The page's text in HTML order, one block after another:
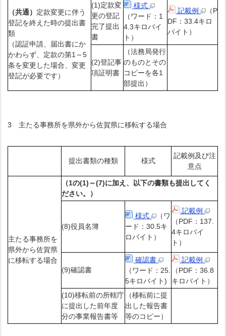
（共通） 定款変更に伴う
登記を終えた時の提出書
類
（認証申請、届出書にか
かわらず、定款の第1～5
条を変更した場合、変更
登記が必要です）
(1)定款変
更の登記
完了提出
書
様式
（ワード：1
4.3キロバイ
ト）
記載例
（P
DF：33.4キロ
バイト）
(2)登記事
項証明書
（法務局発行
のものとその
コピーを各1
部提出）
3 主たる事務所を県外から佐賀県に移転する場合
提出書類の種類 様式
記載例及び注
意点
主たる事務所を
県外から佐賀県
に移転する場合
（1の(1)～(7)に加え、以下の書類も提出してく
ださい。）
(8)役員名簿
様式
（ワ
ード：30.5キ
ロバイト）
記載例
（PDF：137.
4キロバイ
ト）
(9)確認書
確認書
（ワード：25.
5キロバイト)
記載例
（PDF：36.8
キロバイト）
(10)移転前の所轄庁
に提出した前年度
分の事業報告書等
（移転前に提
出した報告書
等のコピー）